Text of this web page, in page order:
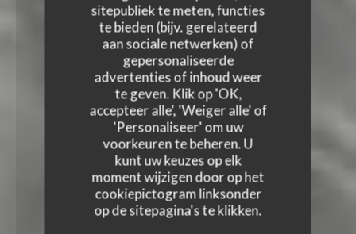
sitepubliek te meten, functies
te bieden (bijv. gerelateerd
aan sociale netwerken) of
gepersonaliseerde
advertenties of inhoud weer
te geven. Klik op 'OK,
accepteer alle', 'Weiger alle' of
'Personaliseer' om uw
voorkeuren te beheren. U
kunt uw keuzes op elk
moment wijzigen door op het
cookiepictogram linksonder
op de sitepagina's te klikken.